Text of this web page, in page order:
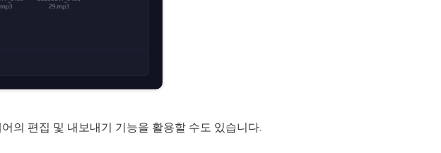
의 편집 및 내보내기 기능을 활용할 수도 있습니다.